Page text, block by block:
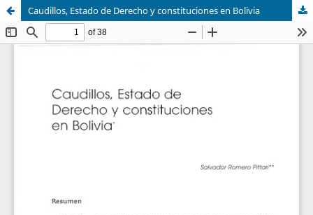
Caudillos, Estado de Derecho y constituciones en Bolivia